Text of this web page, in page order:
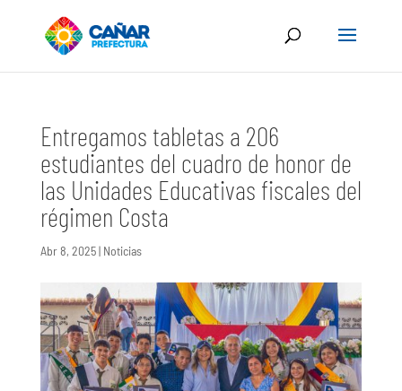
Entregamos tabletas a 206
estudiantes del cuadro de honor de
las Unidades Educativas fiscales del
régimen Costa
Abr 8, 2025| Noticias